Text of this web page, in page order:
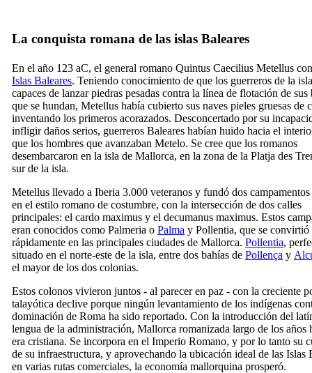
La conquista romana de las islas Baleares
En el año 123 aC, el general romano Quintus Caecilius Metellus
Islas Baleares. Teniendo conocimiento de que los guerreros de la
capaces de lanzar piedras pesadas contra la línea de flotación de sus
que se hundan, Metellus había cubierto sus naves pieles gruesas de
inventando los primeros acorazados. Desconcertado por su
infligir daños serios, guerreros Baleares habían huido hacia el
que los hombres que avanzaban Metelo. Se cree que los romanos
desembarcaron en la isla de Mallorca, en la zona de la Platja des
sur de la isla.
Metellus llevado a Iberia 3.000 veteranos y fundó dos
en el estilo romano de costumbre, con la intersección de dos calles
principales: el cardo maximus y el decumanus maximus. Estos
eran conocidos como Palmeria o Palma y Pollentia, que se convirtió
rápidamente en las principales ciudades de Mallorca. Pollentia,
situado en el norte-este de la isla, entre dos bahías de Pollença y
el mayor de los dos colonias.
Estos colonos vivieron juntos - al parecer en paz - con la creciente
talayótica declive porque ningún levantamiento de los indígenas
dominación de Roma ha sido reportado. Con la introducción del
lengua de la administración, Mallorca romanizada largo de los años
era cristiana. Se incorpora en el Imperio Romano, y por lo tanto su
de su infraestructura, y aprovechando la ubicación ideal de las Islas
en varias rutas comerciales, la economía mallorquina prosperó.